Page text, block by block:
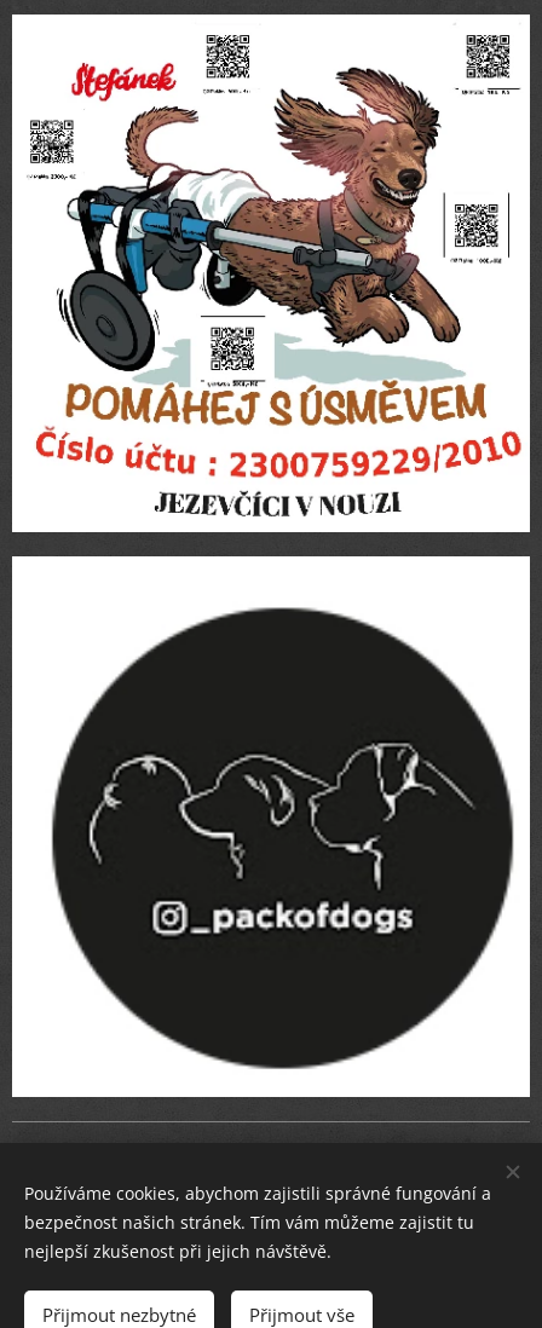
Copyright © 2023Kružberská Stopa| Všechna práva
vyhrazena.
Používáme cookies, abychom zajistili správné fungování a
bezpečnost našich stránek. Tím vám můžeme zajistit tu
nejlepší zkušenost při jejich návštěvě.
Přijmout nezbytné Přijmout vše